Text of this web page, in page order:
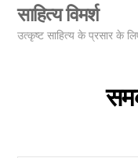
Skipसाहित्य विमर्श
उत्कृष्ट साहित्य के प्रसार के